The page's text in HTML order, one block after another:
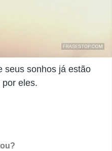
seus sonhos já estão
eles.